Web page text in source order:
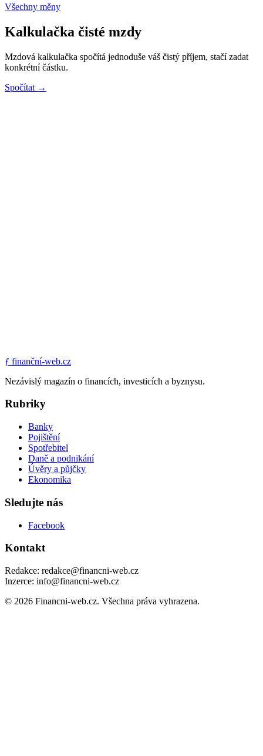
Všechny měny
Kalkulačka čisté mzdy
Mzdová kalkulačka spočítá jednoduše váš čistý příjem, stačí zadat
konkrétní částku.
Spočítat →
ƒ finanční-web.cz
Nezávislý magazín o financích, investicích a byznysu.
Rubriky
Banky
Pojištění
Spotřebitel
Daně a podnikání
Úvěry a půjčky
Ekonomika
Sledujte nás
Facebook
Kontakt
Redakce: redakce@financni-web.cz
Inzerce: info@financni-web.cz
© 2026 Financni-web.cz. Všechna práva vyhrazena.